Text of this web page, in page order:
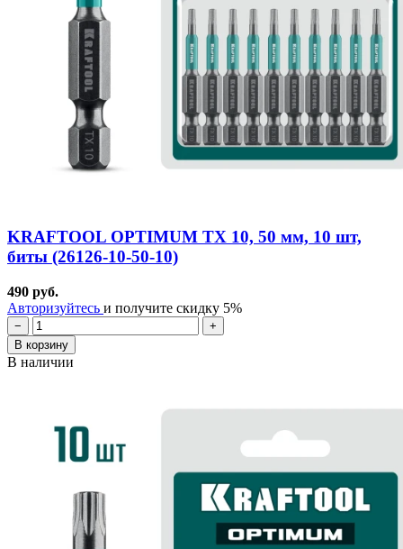
KRAFTOOL OPTIMUM TX 10, 50 мм, 10 шт,
биты (26126-10-50-10)
490 руб.
Авторизуйтесь и получите скидку 5%
−
+
В корзину
В наличии